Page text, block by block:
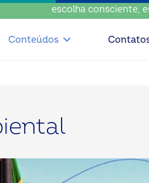
escolha consciente, escolha
Conteúdos